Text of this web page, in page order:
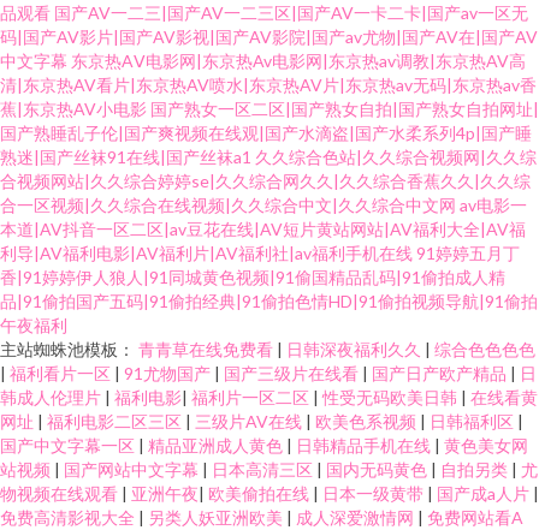
品观看 国产AV一二三|国产AV一二三区|国产AV一卡二卡|国产av一区无
码|国产AV影片|国产AV影视|国产AV影院|国产av尤物|国产AV在|国产AV
中文字幕 东京热AⅤ电影网|东京热Av电影网|东京热av调教|东京热AV高
清|东京热AV看片|东京热AV喷水|东京热AV片|东京热av无码|东京热av香
蕉|东京热AV小电影 国产熟女一区二区|国产熟女自拍|国产熟女自拍网址|
国产熟睡乱子伦|国产爽视频在线观|国产水滴盗|国产水柔系列4p|国产睡
熟迷|国产丝袜91在线|国产丝袜a1 久久综合色站|久久综合视频网|久久综
合视频网站|久久综合婷婷se|久久综合网久久|久久综合香蕉久久|久久综
合一区视频|久久综合在线视频|久久综合中文|久久综合中文网 av电影一
本道|AV抖音一区二区|av豆花在线|AV短片黄站网站|AV福利大全|AV福
利导|AV福利电影|AV福利片|AV福利社|av福利手机在线91婷婷五月丁
香|91婷婷伊人狼人|91同城黄色视频|91偷国精品乱码|91偷拍成人精
品|91偷拍国产五码|91偷拍经典|91偷拍色情HD|91偷拍视频导航|91偷拍
午夜福利
主站蜘蛛池模板： 青青草在线免费看 | 日韩深夜福利久久 | 综合色色色色
| 福利看片一区 | 91尤物国产 | 国产三级片在线看 | 国产日产欧产精品 | 日
韩成人伦理片 | 福利电影| 福利片一区二区 |性受无码欧美日韩 | 在线看黄
网址 | 福利电影二区三区 | 三级片AV在线 | 欧美色系视频 | 日韩福利区 |
国产中文字幕一区 | 精品亚洲成人黄色 | 日韩精品手机在线 | 黄色美女网
站视频 | 国产网站中文字幕 | 日本高清三区 | 国内无码黄色 | 自拍另类 | 尤
物视频在线观看 | 亚洲午夜| 欧美偷拍在线 | 日本一级黄带 | 国产成a人片 |
免费高清影视大全 | 另类人妖亚洲欧美 | 成人深爱激情网 | 免费网站看A